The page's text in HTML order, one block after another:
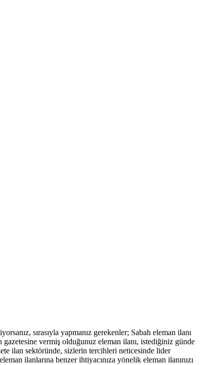
sırasıyla yapmanız gerekenler; Sabah eleman ilanı
vermiş olduğunuz eleman ilanı, istediğiniz günde
ilan sektöründe, sizlerin tercihleri neticesinde lider
ilanlarına benzer ihtiyacınıza yönelik eleman ilanınızı